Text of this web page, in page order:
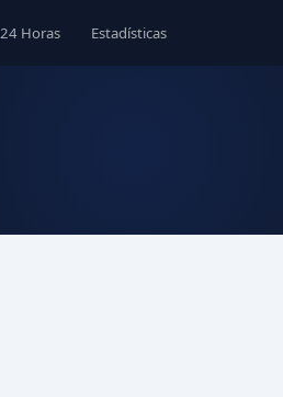
24 Horas Estadísticas